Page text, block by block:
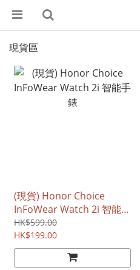
現貨區
(現貨) Honor Choice
InFoWear Watch 2i 智能手
錶
HK$599.00
HK$199.00